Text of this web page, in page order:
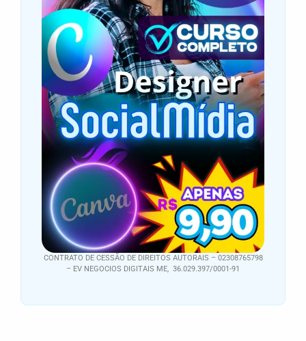
CONTRATO DE CESSÃO DE DIREITOS AUTORAIS – 02308765798
– EV NEGOCIOS DIGITAIS ME, 36.029.397/0001-91